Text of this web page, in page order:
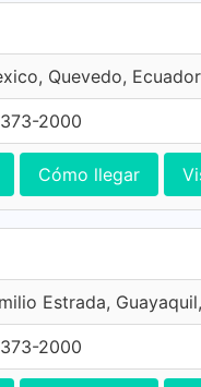
Quevedo, Ecuador
2000
Cómo llegar
Estrada,
2000